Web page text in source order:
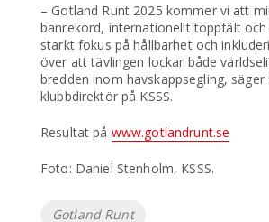
– Gotland Runt 2025 kommer vi att
banrekord, internationellt toppfält
starkt fokus på hållbarhet och
över att tävlingen lockar både
bredden inom havskappsegling, säger
klubbdirektör på KSSS.
Resultat på www.gotlandrunt.se
Foto: Daniel Stenholm, KSSS.
Etiketter
Gotland Runt